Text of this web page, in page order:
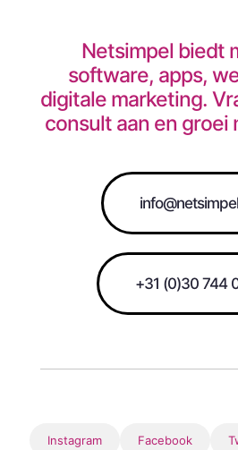
Netsimpel biedt
software, apps,
digitale marketing.
consult aan en groei
+31 (0)30 744
Instagram Facebook